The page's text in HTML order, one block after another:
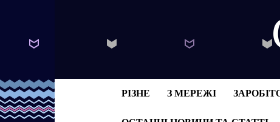
РІЗНЕ З МЕРЕЖІ